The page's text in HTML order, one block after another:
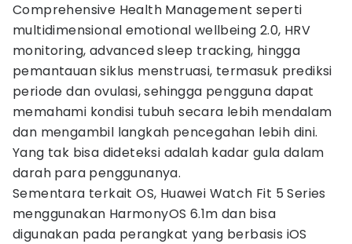
Comprehensive Health Management seperti
multidimensional emotional wellbeing 2.0, HRV
monitoring, advanced sleep tracking, hingga
pemantauan siklus menstruasi, termasuk prediksi
periode dan ovulasi, sehingga pengguna dapat
memahami kondisi tubuh secara lebih mendalam
dan mengambil langkah pencegahan lebih dini.
Yang tak bisa dideteksi adalah kadar gula dalam
darah para penggunanya.
Sementara terkait OS, Huawei Watch Fit 5 Series
menggunakan HarmonyOS 6.1m dan bisa
digunakan pada perangkat yang berbasis iOS